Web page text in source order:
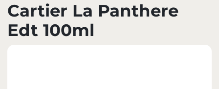
Cartier La Panthere
Edt 100ml
Polish zloty (PLN)